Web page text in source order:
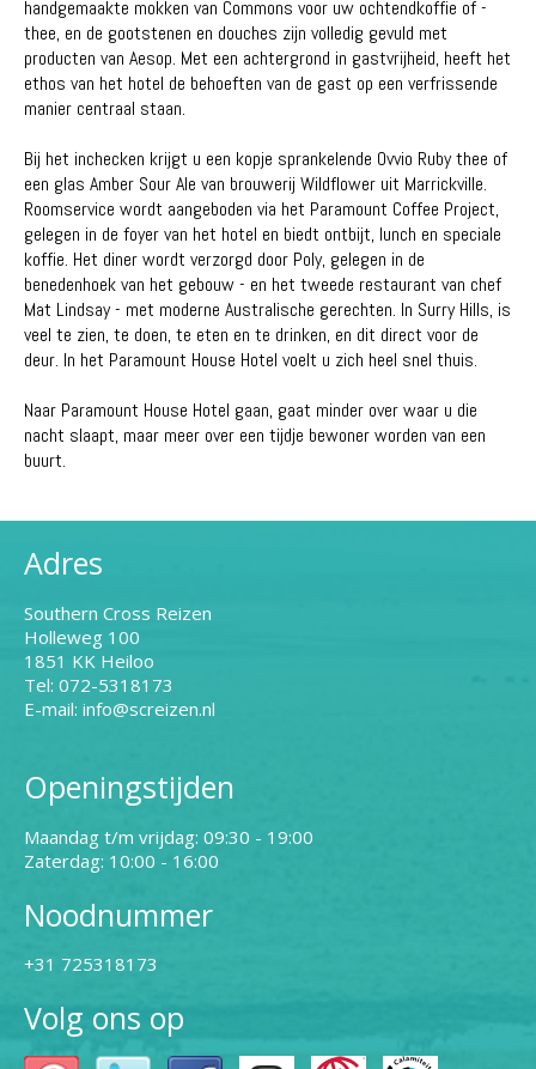
handgemaakte mokken van Commons voor uw ochtendkoffie of -
thee, en de gootstenen en douches zijn volledig gevuld met
producten van Aesop. Met een achtergrond in gastvrijheid, heeft het
ethos van het hotel de behoeften van de gast op een verfrissende
manier centraal staan.
Bij het inchecken krijgt u een kopje sprankelende Ovvio Ruby thee of
een glas Amber Sour Ale van brouwerij Wildflower uit Marrickville.
Roomservice wordt aangeboden via het Paramount Coffee Project,
gelegen in de foyer van het hotel en biedt ontbijt, lunch en speciale
koffie. Het diner wordt verzorgd door Poly, gelegen in de
benedenhoek van het gebouw - en het tweede restaurant van chef
Mat Lindsay - met moderne Australische gerechten. In Surry Hills, is
veel te zien, te doen, te eten en te drinken, en dit direct voor de
deur. In het Paramount House Hotel voelt u zich heel snel thuis.
Naar Paramount House Hotel gaan, gaat minder over waar u die
nacht slaapt, maar meer over een tijdje bewoner worden van een
buurt.
Adres
Southern Cross Reizen
Holleweg 100
1851 KK Heiloo
Tel: 072-5318173
E-mail: info@screizen.nl
Openingstijden
Maandag t/m vrijdag: 09:30 - 19:00
Zaterdag: 10:00 - 16:00
Noodnummer
+31 725318173
Volg ons op